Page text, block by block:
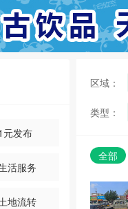
元发布
活服务
地流转
上看房团”
报名
征文活动
报名
区域：
类型：
全部